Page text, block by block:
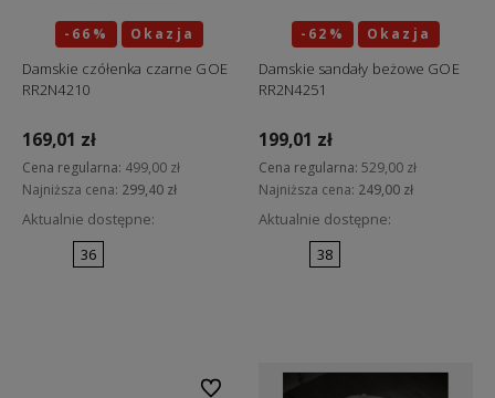
-66% Okazja
Damskie czółenka czarne GOE
RR2N4210
169,01 zł
Cena regularna: 499,00 zł
Najniższa cena: 299,40 zł
Aktualnie dostępne:
36
-62% Okazja
Damskie sandały beżowe GOE
RR2N4251
199,01 zł
Cena regularna: 529,00 zł
Najniższa cena: 249,00 zł
Aktualnie dostępne:
38
Do ulubionych